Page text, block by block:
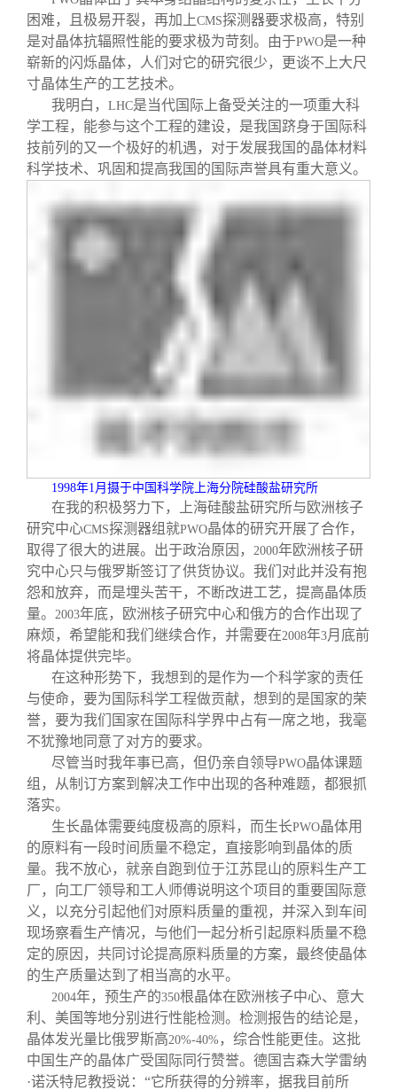
困难，且极易开裂，再加上CMS探测器要求极高，特别
是对晶体抗辐照性能的要求极为苛刻。由于PWO是一种
崭新的闪烁晶体，人们对它的研究很少，更谈不上大尺
寸晶体生产的工艺技术。
我明白， LHC是当代国际上备受关注的一项重大科
学工程，能参与这个工程的建设，是我国跻身于国际科
技前列的又一个极好的机遇，对于发展我国的晶体材料
科学技术、巩固和提高我国的国际声誉具有重大意义。
1998年1 月摄于中国科学院上海分院硅酸盐研究所
在我的积极努力下，上海硅酸盐研究所与欧洲核子
研究中心CMS探测器组就PWO晶体的研究开展了合作，
取得了很大的进展。出于政治原因，
2000年欧洲核子研
究中心只与俄罗斯签订了供货协议。我们对此并没有抱
怨和放弃，而是埋头苦干，不断改进工艺，提高晶体质
量。
2003年底，欧洲核子研究中心和俄方的合作出现了
麻烦，希望能和我们继续合作，并需要在2008年3月底前
将晶体提供完毕。
在这种形势下，我想到的是作为一个科学家的责任
与使命，要为国际科学工程做贡献，想到的是国家的荣
誉，要为我们国家在国际科学界中占有一席之地，我毫
不犹豫地同意了对方的要求。
尽管当时我年事已高，但仍亲自领导PWO晶体课题
组，从制订方案到解决工作中出现的各种难题，都狠抓
落实。
生长晶体需要纯度极高的原料，而生长PWO晶体用
的原料有一段时间质量不稳定，直接影响到晶体的质
量。我不放心，就亲自跑到位于江苏昆山的原料生产工
厂，向工厂领导和工人师傅说明这个项目的重要国际意
义，以充分引起他们对原料质量的重视，并深入到车间
现场察看生产情况，与他们一起分析引起原料质量不稳
定的原因，共同讨论提高原料质量的方案，最终使晶体
的生产质量达到了相当高的水平。
2004年，预生产的350根晶体在欧洲核子中心、意大
利、美国等地分别进行性能检测。检测报告的结论是，
晶体发光量比俄罗斯高20%-40% ，综合性能更佳。这批
中国生产的晶体广受国际同行赞誉。德国吉森大学雷纳
·诺沃特尼教授说：“它所获得的分辨率，据我目前所